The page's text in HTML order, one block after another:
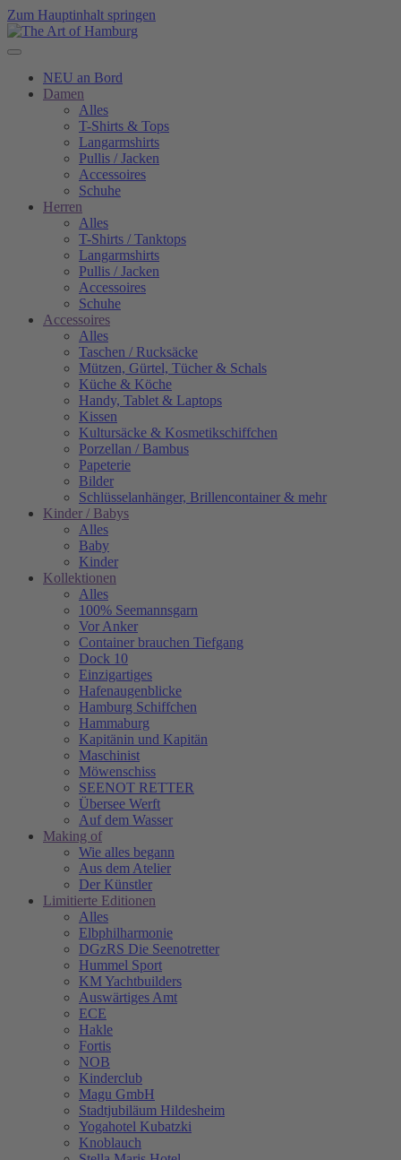
Zum Hauptinhalt springen
NEU an Bord
Damen
Alles
T-Shirts & Tops
Langarmshirts
Pullis / Jacken
Accessoires
Schuhe
Herren
Alles
T-Shirts / Tanktops
Langarmshirts
Pullis / Jacken
Accessoires
Schuhe
Accessoires
Alles
Taschen / Rucksäcke
Mützen, Gürtel, Tücher & Schals
Küche & Köche
Handy, Tablet & Laptops
Kissen
Kultursäcke & Kosmetikschiffchen
Porzellan / Bambus
Papeterie
Bilder
Schlüsselanhänger, Brillencontainer & mehr
Kinder / Babys
Alles
Baby
Kinder
Kollektionen
Alles
100% Seemannsgarn
Vor Anker
Container brauchen Tiefgang
Dock 10
Einzigartiges
Hafenaugen­blicke
Hamburg Schiffchen
Hammaburg
Kapitänin und Kapitän
Maschinist
Möwenschiss
SEENOT RETTER
Übersee Werft
Auf dem Wasser
Making of
Wie alles begann
Aus dem Atelier
Der Künstler
Limitierte Editionen
Alles
Elbphilharmonie
DGzRS Die Seenotretter
Hummel Sport
KM Yachtbuilders
Auswärtiges Amt
ECE
Hakle
Fortis
NOB
Kinderclub
Magu GmbH
Stadtjubiläum Hildesheim
Yogahotel Kubatzki
Knoblauch